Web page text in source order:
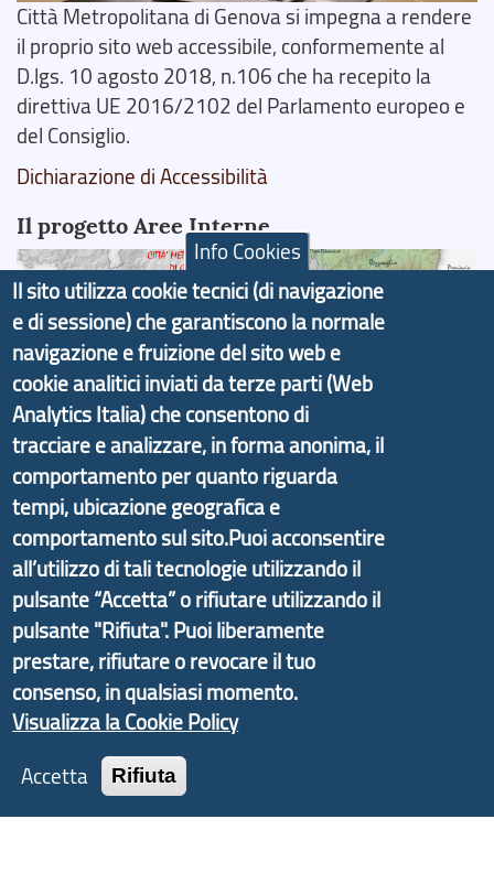
Città Metropolitana di Genova si impegna a rendere
il proprio sito web accessibile, conformemente al
D.lgs. 10 agosto 2018, n.106 che ha recepito la
direttiva UE 2016/2102 del Parlamento europeo e
del Consiglio.
Dichiarazione di Accessibilità
Il progetto Aree Interne
Il portale di marketing territoriale e sviluppo locale
di Genova Città Metropolitana si è sviluppato a
partire dal progetto nazionale Aree Interne
promosso dal Dipartimento per lo Sviluppo
Economico e finalizzato al rilancio socio-economico
delle valli dell’entroterra. In particolare fornisce
informazioni ed aggiornamenti sullaStrategia
d'Area Antola-Tigullio, in collaborazione con Regione
Liguria ed ANCI Liguria.
Copyright © 2017 Città metropolitana di Genova |
CF: 80007350103
Tecnologie e Accessibilità
Info Cookies
Il sito utilizza cookie tecnici (di navigazione
e di sessione) che garantiscono la normale
navigazione e fruizione del sito web e
cookie analitici inviati da terze parti (Web
Analytics Italia) che consentono di
tracciare e analizzare, in forma anonima, il
comportamento per quanto riguarda
tempi, ubicazione geografica e
comportamento sul sito.Puoi acconsentire
all’utilizzo di tali tecnologie utilizzando il
pulsante “Accetta” o rifiutare utilizzando il
pulsante "Rifiuta". Puoi liberamente
prestare, rifiutare o revocare il tuo
consenso, in qualsiasi momento.
Visualizza la Cookie Policy
Accetta
Rifiuta